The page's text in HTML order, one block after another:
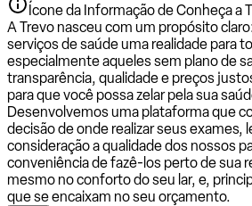
Ícone da Informação de Conheça a
A Trevo nasceu com um propósito
serviços de saúde uma realidade para
especialmente aqueles sem plano de
transparência, qualidade e preços
para que você possa zelar pela sua
Desenvolvemos uma plataforma que
decisão de onde realizar seus exames,
consideração a qualidade dos nossos
conveniência de fazê-los perto de sua
mesmo no conforto do seu lar, e,
que se encaixam no seu orçamento.